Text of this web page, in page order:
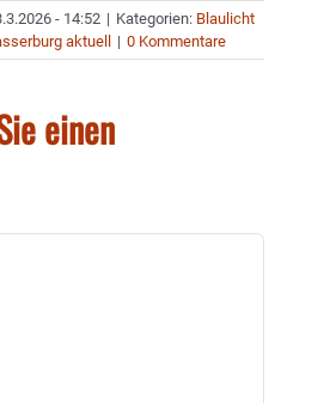
- 14:52 | Kategorien: Blaulicht
aktuell | 0 Kommentare
einen